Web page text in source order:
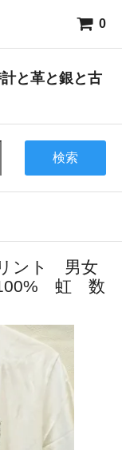
0
と革と銀と古
検索
ント 男女
虹 数